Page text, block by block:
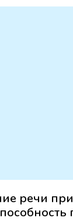
речи